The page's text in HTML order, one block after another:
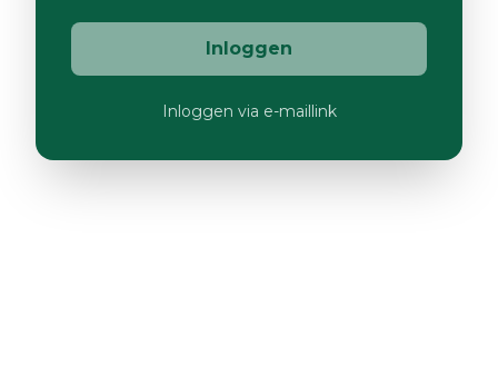
Inloggen
Inloggen via e-maillink